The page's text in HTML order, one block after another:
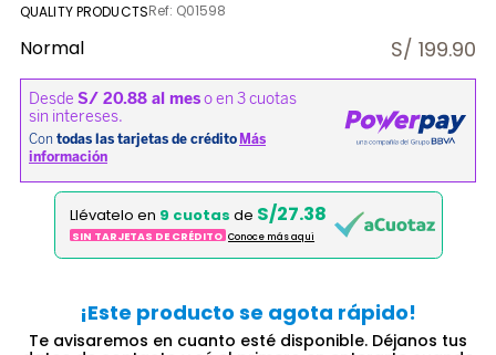
QUALITY PRODUCTSRef: Q01598
Normal S/ 199.90
Llévatelo en 9 cuotas de S/27.38
SIN TARJETAS DE CRÉDITO Conoce más aqui